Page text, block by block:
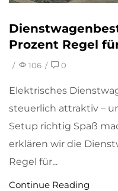
Prozent Regel
/ 106 / 0
Elektrisches
steuerlich attraktiv –
Setup richtig Spaß
erklären wir die
Regel für...
Continue Reading